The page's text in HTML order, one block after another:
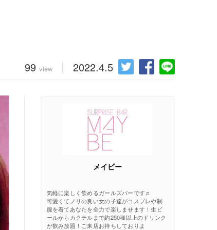
99 view 2022.4.5
メイビー
気軽に楽しく飲めるガールズバーです♬
可愛くてノリの良い女の子達がコスプレや制
服を着てあなたを全力で楽しませます！生ビ
ールからカクテルまで約250種以上のドリンク
が飲み放題！ご来店お待ちしておりま